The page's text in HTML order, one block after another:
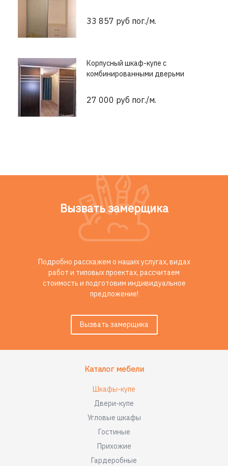
33 857 руб пог./м.
Корпусный шкаф-купе с
комбинированными дверьми
27 000 руб пог./м.
Вызвать замерщика
Подробно расскажем о наших услугах, видах
работ и типовых проектах, рассчитаем
стоимость и подготовим индивидуальное
предложение!
Вызвать замерщика
Каталог мебели
Шкафы-купе
Двери-купе
Угловые шкафы
Гостиные
Прихожие
Гардеробные